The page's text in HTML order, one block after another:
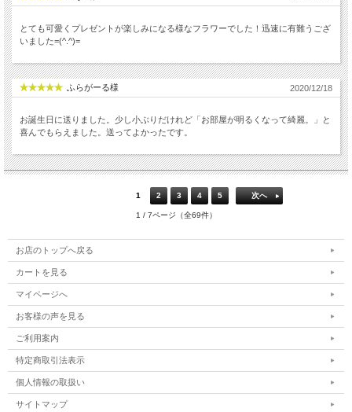
とても可愛くプレゼントが楽しみになる様なフラワーでした！迅速に有難うござ
いました=(^.^)=
ふらがーる様 2020/12/18
お誕生日に送りました。少し小ぶりだけれど「お部屋が明るくなって綺麗。」と
喜んでもらえました。送ってよかったです。
1 2 3 4 5 次へ
1 / 7ページ（全69件）
お店のトップへ戻る
カートを見る
マイページへ
お客様の声を見る
ご利用案内
特定商取引法表示
個人情報の取扱い
サイトマップ